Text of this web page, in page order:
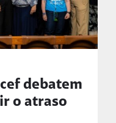
debatem
o atraso